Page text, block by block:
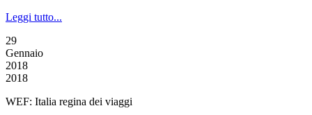
Leggi tutto...
29
Gennaio
2018
2018
WEF: Italia regina dei viaggi